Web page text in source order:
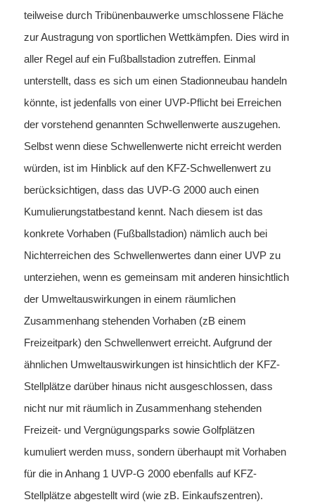
teilweise durch Tribünenbauwerke umschlossene Fläche
zur Austragung von sportlichen Wettkämpfen. Dies wird in
aller Regel auf ein Fußballstadion zutreffen. Einmal
unterstellt, dass es sich um einen Stadionneubau handeln
könnte, ist jedenfalls von einer UVP-Pflicht bei Erreichen
der vorstehend genannten Schwellenwerte auszugehen.
Selbst wenn diese Schwellenwerte nicht erreicht werden
würden, ist im Hinblick auf den KFZ-Schwellenwert zu
berücksichtigen, dass das UVP-G 2000 auch einen
Kumulierungstatbestand kennt. Nach diesem ist das
konkrete Vorhaben (Fußballstadion) nämlich auch bei
Nichterreichen des Schwellenwertes dann einer UVP zu
unterziehen, wenn es gemeinsam mit anderen hinsichtlich
der Umweltauswirkungen in einem räumlichen
Zusammenhang stehenden Vorhaben (zB einem
Freizeitpark) den Schwellenwert erreicht. Aufgrund der
ähnlichen Umweltauswirkungen ist hinsichtlich der KFZ-
Stellplätze darüber hinaus nicht ausgeschlossen, dass
nicht nur mit räumlich in Zusammenhang stehenden
Freizeit- und Vergnügungsparks sowie Golfplätzen
kumuliert werden muss, sondern überhaupt mit Vorhaben
für die in Anhang 1 UVP-G 2000 ebenfalls auf KFZ-
Stellplätze abgestellt wird (wie zB. Einkaufszentren).